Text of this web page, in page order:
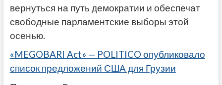
вернуться на путь демократии и обеспечат
свободные парламентские выборы этой
осенью.
«MEGOBARI Act» — POLITICO опубликовало
список предложений США для Грузии